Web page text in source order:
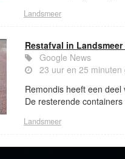
Landsmeer
Restafval in
Google News
23 uur en 25 minuten
Remondis heeft een
De resterende
Landsmeer